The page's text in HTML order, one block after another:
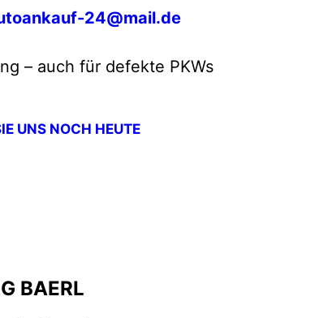
24@mail.de
– auch für defekte PKWs
UNS NOCH HEUTE
BAERL